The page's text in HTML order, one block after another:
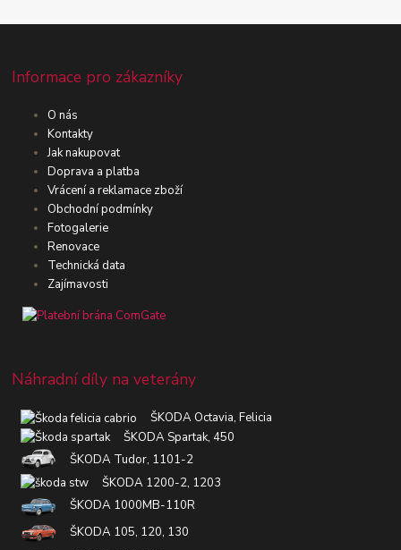
Informace pro zákazníky
O nás
Kontakty
Jak nakupovat
Doprava a platba
Vrácení a reklamace zboží
Obchodní podmínky
Fotogalerie
Renovace
Technická data
Zajímavosti
Náhradní díly na veterány
ŠKODA Octavia, Felicia
ŠKODA Spartak, 450
ŠKODA Tudor, 1101-2
ŠKODA 1200-2, 1203
ŠKODA 1000MB-110R
ŠKODA 105, 120, 130